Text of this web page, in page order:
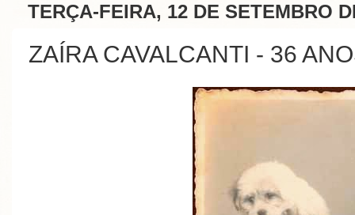
TERÇA-FEIRA, 12 DE SETEMBRO
ZAÍRA CAVALCANTI - 36